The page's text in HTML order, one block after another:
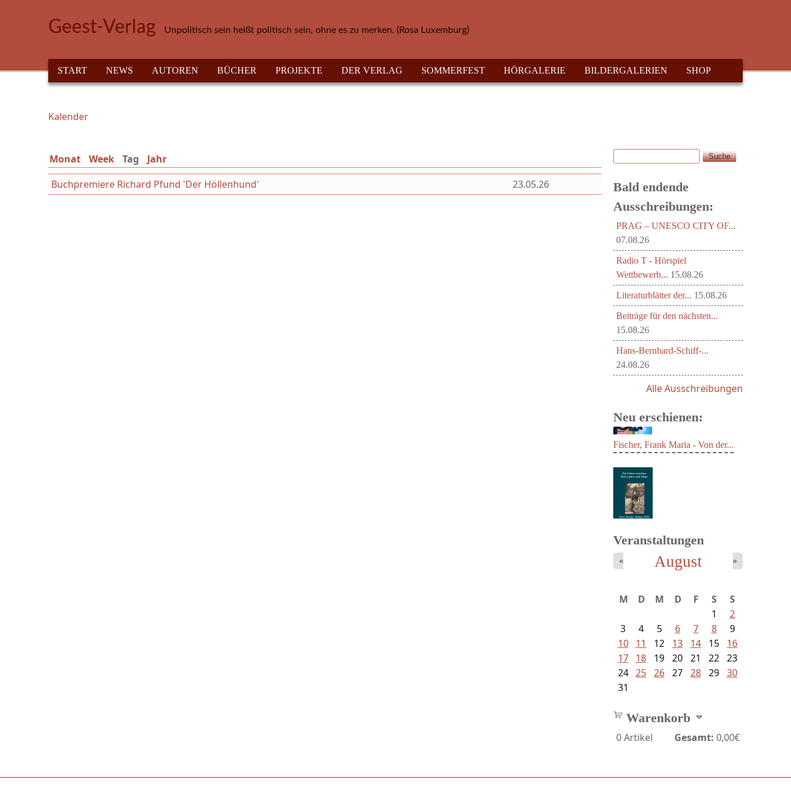
Geest-Verlag Unpolitisch sein heißt politisch sein, ohne es zu merken. (Rosa Luxemburg)
HAUPTMENÜ
START NEWS AUTOREN BÜCHER PROJEKTE DER VERLAG SOMMERFEST HÖRGALERIE BILDERGALERIEN SHOP
Sie sind hier
Kalender
Monat Week Tag (aktiver Reiter)
Jahr
Buchpremiere Richard Pfund 'Der Höllenhund'
23.05.26
Suchformular
Suche
Bald endende
Ausschreibungen:
PRAG – UNESCO CITY OF...
07.08.26
Radio T - Hörspiel
Wettbewerb... 15.08.26
Literaturblätter der... 15.08.26
Beiträge für den nächsten...
15.08.26
Hans-Bernhard-Schiff-...
24.08.26
Alle Ausschreibungen
Neu erschienen:
und...
Fischer, Frank Maria - Von der...
Veranstaltungen
August
« »
M D M D F S
S
1
2
3
4 5 6 7 8
9
10
11 12 13 14 15
16
17
18 19 20 21 22 23
24 25 26 27 28 29 30
31
Warenkorb
0Artikel Gesamt: 0,00€